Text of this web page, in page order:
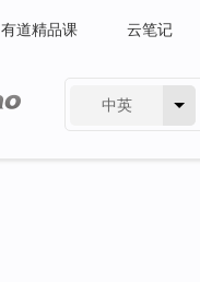
有道精品课 云笔记
中英